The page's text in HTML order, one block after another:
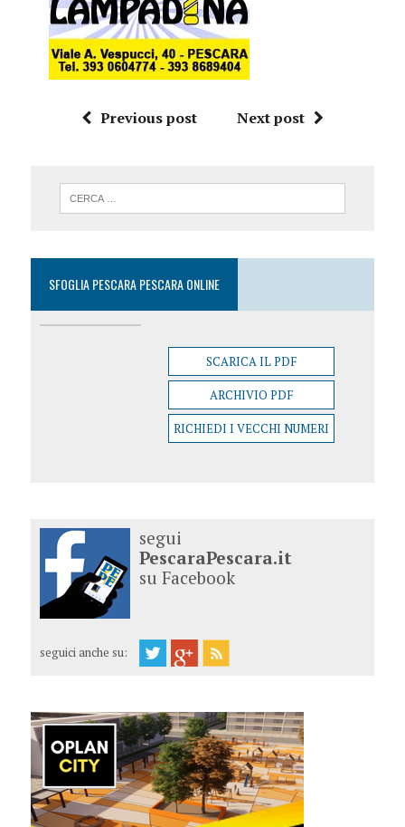
Previous post Next post
SFOGLIA PESCARA PESCARA ONLINE
SCARICA IL PDF
ARCHIVIO PDF
RICHIEDI I VECCHI NUMERI
segui
PescaraPescara.it
su Facebook
seguici anche su: